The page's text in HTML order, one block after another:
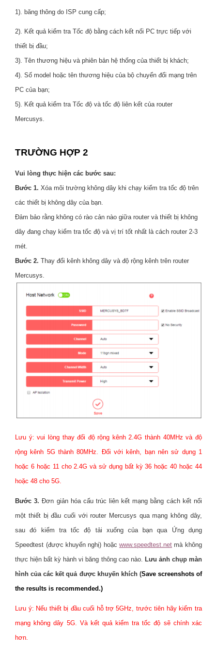
1). băng thông do ISP cung cấp;
2). Kết quả kiểm tra Tốc độ bằng cách kết nối PC trực tiếp với
thiết bị đầu;
3). Tên thương hiệu và phiên bản hệ thống của thiết bị khách;
4). Số model hoặc tên thương hiệu của bộ chuyển đổi mạng trên
PC của bạn;
5). Kết quả kiểm tra Tốc độ và tốc độ liên kết của router
Mercusys.
TRƯỜNG HỢP 2
Vui lòng thực hiện các bước sau:
Bước 1.Xóa môi trường không dây khi chạy kiểm tra tốc độ trên
các thiết bị không dây của bạn.
Đảm bảo rằng không có rào cản nào giữa router và thiết bị không
dây đang chạy kiểm tra tốc độ và vị trí tốt nhất là cách router 2-3
mét.
Bước 2. Thay đổi kênh không dây và độ rộng kênh trên router
Mercusys.
Lưu ý: vui lòng thay đổi độ rộng kênh 2.4G thành 40MHz và độ
rộng kênh 5G thành 80MHz. Đối với kênh, bạn nên sử dụng 1
hoặc 6 hoặc 11 cho 2.4G và sử dụng bất kỳ 36 hoặc 40 hoặc 44
hoặc 48 cho 5G.
Bước 3. Đơn giản hóa cấu trúc liên kết mạng bằng cách kết nối
một thiết bị đầu cuối với router Mercusys qua mạng không dây,
sau đó kiểm tra tốc độ tải xuống của bạn qua Ứng dụng
Speedtest (được khuyến nghị) hoặcwww.speedtest.net mà không
thực hiện bất kỳ hành vi băng thông cao nào. Lưu ảnh chụp màn
hình của các kết quả được khuyến khích (Save screenshots of
the results is recommended.)
Lưu ý: Nếu thiết bị đầu cuối hỗ trợ 5GHz, trước tiên hãy kiểm tra
mạng không dây 5G. Và kết quả kiểm tra tốc độ sẽ chính xác
hơn.